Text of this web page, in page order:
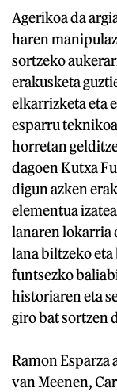
Agerikoa da
haren
sortzeko
erakusketa
elkarrizketa eta
esparru
horretan
dagoen Kutxa
digun azken
elementua
lanaren lokarria
lana biltzeko
funtsezko
historiaren eta
giro bat sortzen
Ramon
van Meenen,